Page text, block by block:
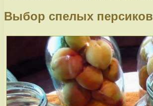
Выбор спелых персиков